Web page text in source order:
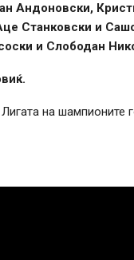
Андоновски,
Станковски и
и Слободан
на